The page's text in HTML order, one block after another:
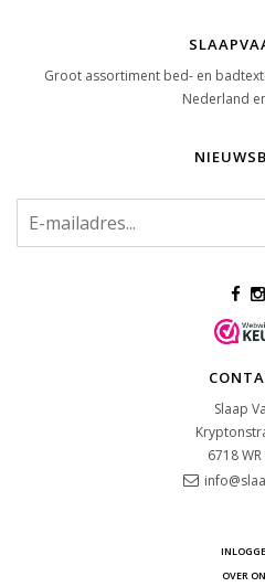
Groot assortiment bed- en
Nederland
Slaap
6718 WR
OVER